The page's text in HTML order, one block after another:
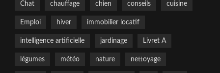
Chat chauffage chien conseils cuisine
Emploi hiver immobilier locatif
intelligence artificielle jardinage Livret A
légumes météo nature nettoyage